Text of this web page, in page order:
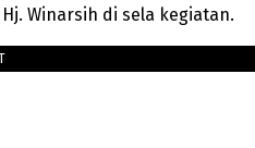
Winarsih di sela kegiatan.